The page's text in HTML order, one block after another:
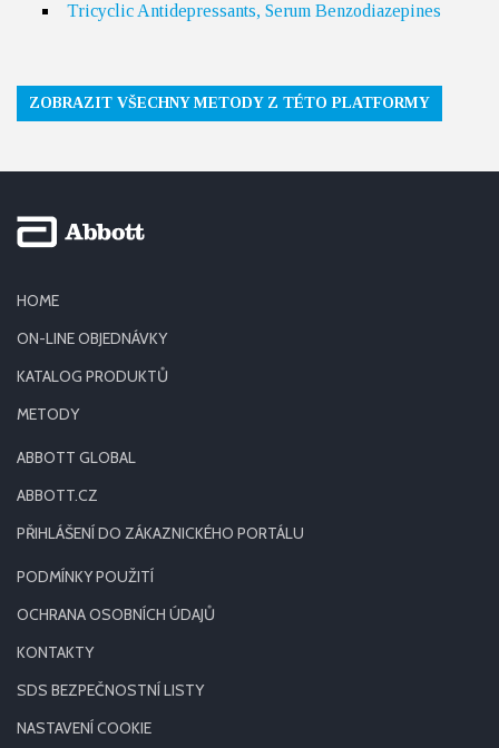
Tricyclic Antidepressants, Serum Benzodiazepines
ZOBRAZIT VŠECHNY METODY Z TÉTO PLATFORMY
HOME
ON-LINE OBJEDNÁVKY
KATALOG PRODUKTŮ
METODY
ABBOTT GLOBAL
ABBOTT.CZ
PŘIHLÁŠENÍ DO ZÁKAZNICKÉHO PORTÁLU
PODMÍNKY POUŽITÍ
OCHRANA OSOBNÍCH ÚDAJŮ
KONTAKTY
SDS BEZPEČNOSTNÍ LISTY
NASTAVENÍ COOKIE